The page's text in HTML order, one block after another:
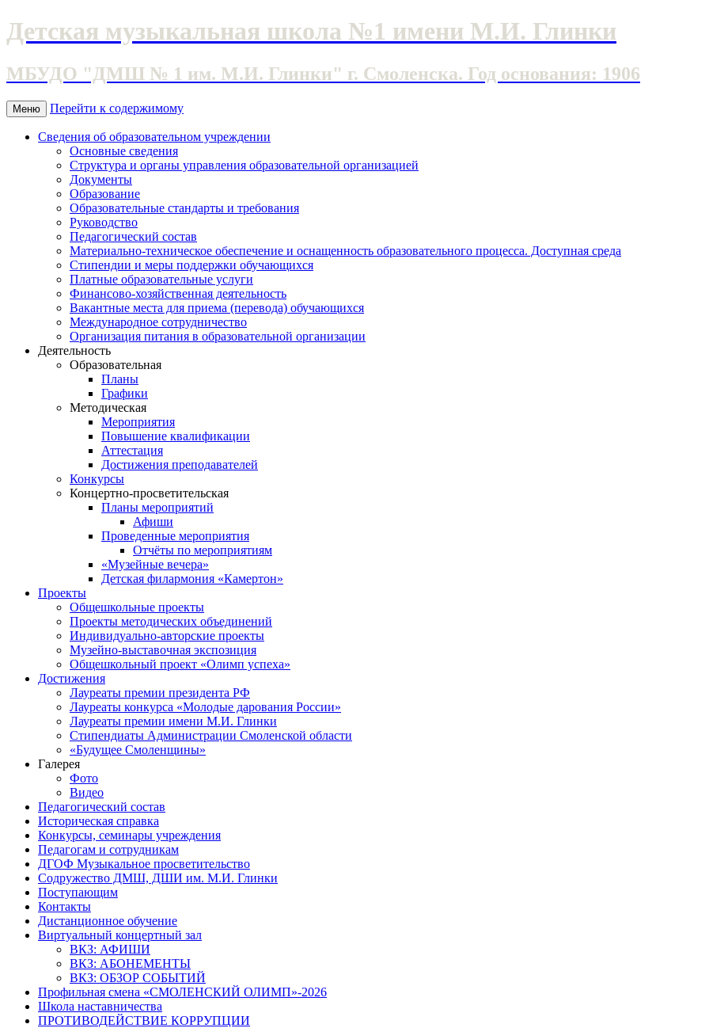
Детская музыкальная школа №1 имени М.И. Глинки
МБУДО "ДМШ № 1 им. М.И. Глинки" г. Смоленска. Год основания: 1906
Меню Перейти к содержимому
Сведения об образовательном учреждении
Основные сведения
Структура и органы управления образовательной организацией
Документы
Образование
Образовательные стандарты и требования
Руководство
Педагогический состав
Материально-техническое обеспечение и оснащенность образовательного процесса. Доступная среда
Стипендии и меры поддержки обучающихся
Платные образовательные услуги
Финансово-хозяйственная деятельность
Вакантные места для приема (перевода) обучающихся
Международное сотрудничество
Организация питания в образовательной организации
Деятельность
Образовательная
Планы
Графики
Методическая
Мероприятия
Повышение квалификации
Аттестация
Достижения преподавателей
Конкурсы
Концертно-просветительская
Планы мероприятий
Афиши
Проведенные мероприятия
Отчёты по мероприятиям
«Музейные вечера»
Детская филармония «Камертон»
Проекты
Общешкольные проекты
Проекты методических объединений
Индивидуально-авторские проекты
Музейно-выставочная экспозиция
Общешкольный проект «Олимп успеха»
Достижения
Лауреаты премии президента РФ
Лауреаты конкурса «Молодые дарования России»
Лауреаты премии имени М.И. Глинки
Стипендиаты Администрации Смоленской области
«Будущее Смоленщины»
Галерея
Фото
Видео
Педагогический состав
Историческая справка
Конкурсы, семинары учреждения
Педагогам и сотрудникам
ДГОФ Музыкальное просветительство
Содружество ДМШ, ДШИ им. М.И. Глинки
Поступающим
Контакты
Дистанционное обучение
Виртуальный концертный зал
ВКЗ: АФИШИ
ВКЗ: АБОНЕМЕНТЫ
ВКЗ: ОБЗОР СОБЫТИЙ
Профильная смена «СМОЛЕНСКИЙ ОЛИМП»-2026
Школа наставничества
ПРОТИВОДЕЙСТВИЕ КОРРУПЦИИ